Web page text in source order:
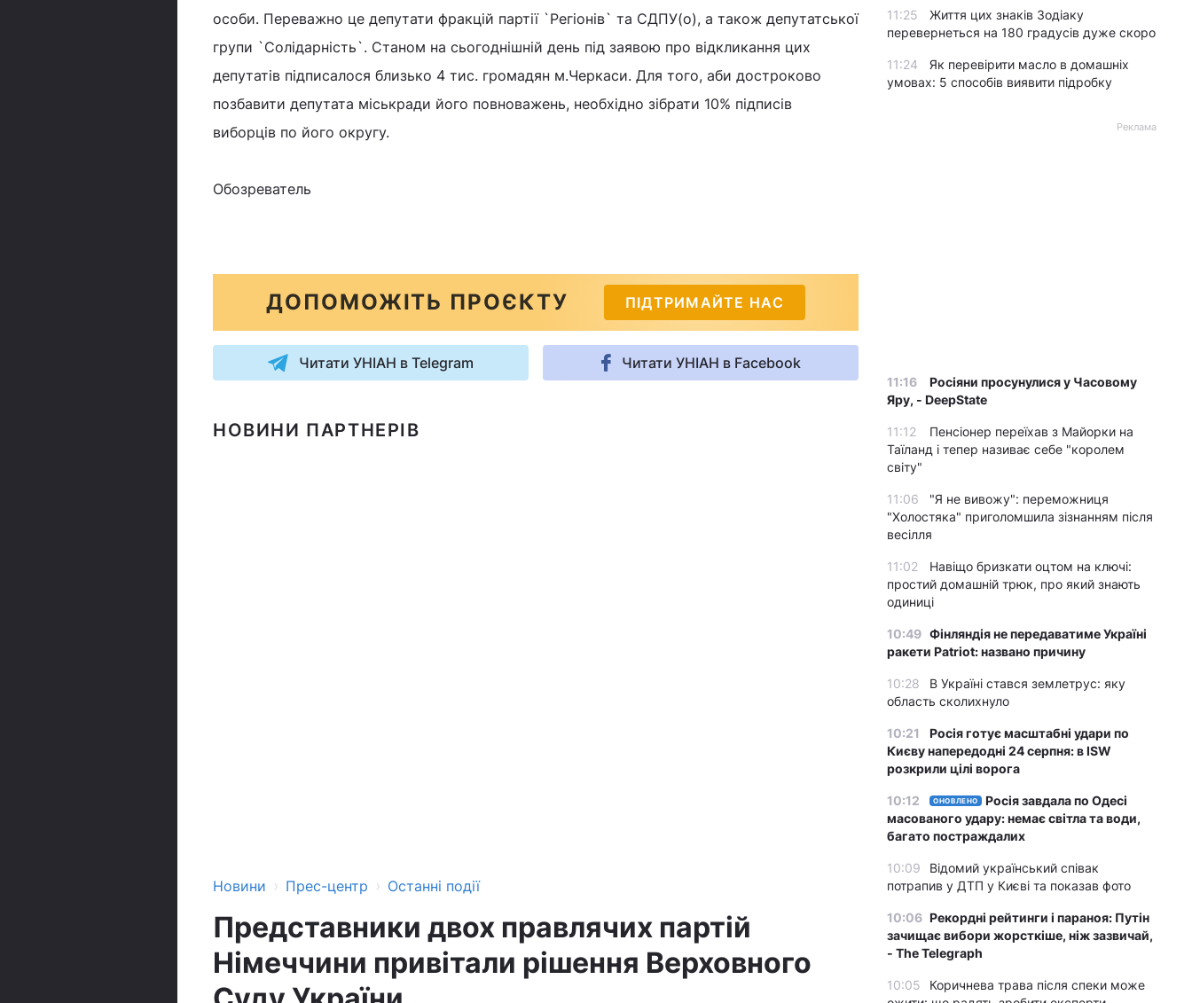
особи. Переважно це депутати фракцій партії `Регіонів` та СДПУ(о), а також депутатської
групи `Солідарність`. Станом на сьогоднішній день під заявою про відкликання цих
депутатів підписалося близько 4 тис. громадян м.Черкаси. Для того, аби достроково
позбавити депутата міськради його повноважень, необхідно зібрати 10% підписів
виборців по його округу.
Обозреватель
ДОПОМОЖІТЬ ПРОЄКТУ ПІДТРИМАЙТЕ НАС
Читати УНІАН в Telegram Читати УНІАН в Facebook
НОВИНИ ПАРТНЕРІВ
Новини › Прес-центр › Останні події
Представники двох правлячих партій
Німеччини привітали рішення Верховного
11:25
Життя цих знаків Зодіаку
перевернеться на 180 градусів дуже скоро
11:24
Як перевірити масло в домашніх
умовах: 5 способів виявити підробку
Реклама
11:16
Росіяни просунулися у Часовому
Яру, - DeepState
11:12
Пенсіонер переїхав з Майорки на
Таїланд і тепер називає себе "королем
світу"
11:06
"Я не вивожу": переможниця
"Холостяка" приголомшила зізнанням після
весілля
11:02
Навіщо бризкати оцтом на ключі:
простий домашній трюк, про який знають
одиниці
10:49 Фінляндія не передаватиме Україні
ракети Patriot: названо причину
10:28
В Україні стався землетрус: яку
область сколихнуло
10:21
Росія готує масштабні удари по
Києву напередодні 24 серпня: в ISW
розкрили цілі ворога
10:12 ОНОВЛЕНО
Росія завдала по Одесі
масованого удару: немає світла та води,
багато постраждалих
10:09
Відомий український співак
потрапив у ДТП у Києві та показав фото
10:06 Рекордні рейтинги і параноя: Путін
зачищає вибори жорсткіше, ніж зазвичай,
- The Telegraph
10:05
Коричнева трава після спеки може